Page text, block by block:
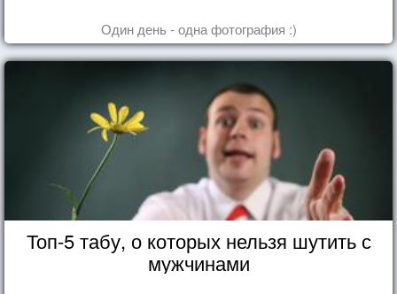
Один день - одна фотография :)
Топ-5 табу, о которых нельзя шутить с
мужчинами